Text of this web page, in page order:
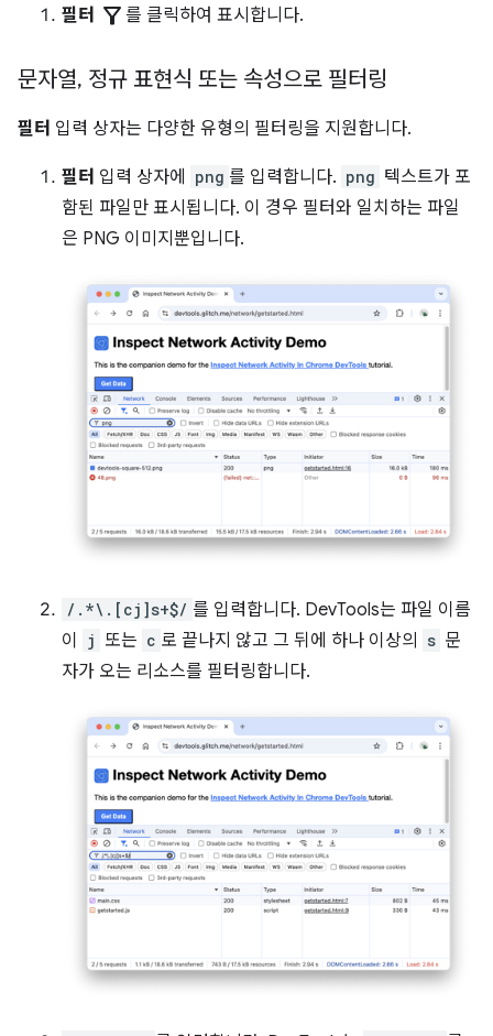
필터 filter_alt 를 클릭하여 표시합니다.
문자열, 정규 표현식 또는 속성으로 필터링
필터 입력 상자는 다양한 유형의 필터링을 지원합니다.
필터 입력 상자에 png 를 입력합니다. png 텍스트가 포
함된 파일만 표시됩니다. 이 경우 필터와 일치하는 파일
은 PNG 이미지뿐입니다.
/.*\.[cj]s+$/ 를 입력합니다. DevTools는 파일 이름
이
j 또는 c 로 끝나지 않고 그 뒤에 하나 이상의 s 문
자가 오는 리소스를 필터링합니다.